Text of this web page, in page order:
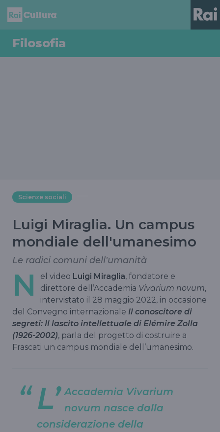
Filosofia
Scienze sociali
Luigi Miraglia. Un campus
mondiale dell'umanesimo
Le radici comuni dell'umanità
N el video Luigi Miraglia, fondatore e
direttore dell’Accademia Vivarium novum,
intervistato il 28 maggio 2022, in occasione
del Convegno internazionale Il conoscitore di
segreti: Il lascito intellettuale di Elémire Zolla
(1926-2002), parla del progetto di costruire a
Frascati un campus mondiale dell’umanesimo.
L’ Accademia Vivarium
novum nasce dalla
considerazione della